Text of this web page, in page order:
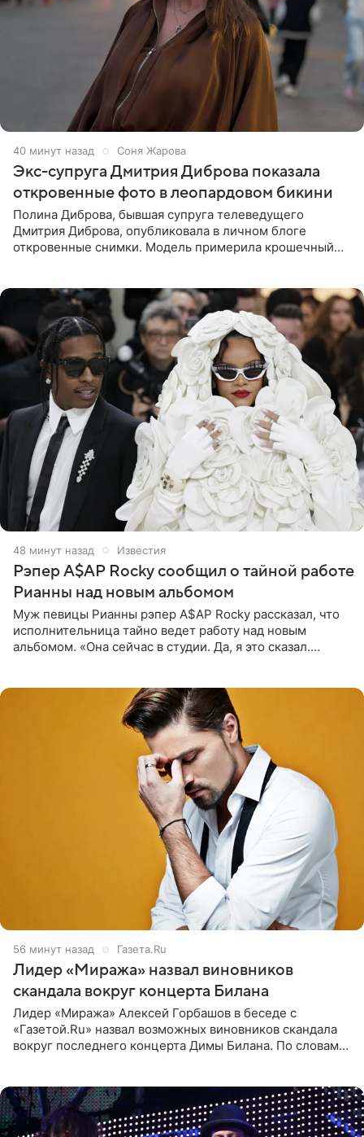
41 минуту назад Соня Жарова
Экс-супруга Дмитрия Диброва показала
откровенные фото в леопардовом бикини
Полина Диброва, бывшая супруга телеведущего
Дмитрия Диброва, опубликовала в личном блоге
откровенные снимки. Модель примерила крошечный
49 минут назад Известия
Рэпер A$AP Rocky сообщил о тайной работе
Рианны над новым альбомом
Муж певицы Рианны рэпер A$AP Rocky рассказал, что
исполнительница тайно ведет работу над новым
альбомом. «Она сейчас в студии. Да, я это сказал.
57 минут назад Газета.Ru
Лидер «Миража» назвал виновников
скандала вокруг концерта Билана
Лидер «Миража» Алексей Горбашов в беседе с
«Газетой.Ru» назвал возможных виновников скандала
вокруг последнего концерта Димы Билана. По словам